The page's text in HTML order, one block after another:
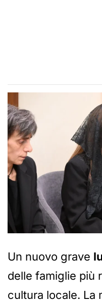
Un nuovo grave
delle famiglie più
cultura locale. La